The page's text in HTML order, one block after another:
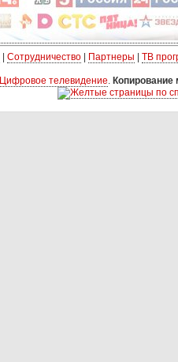
Сотрудничество| Партнеры ТВ
Цифровое телевидение. Копирование